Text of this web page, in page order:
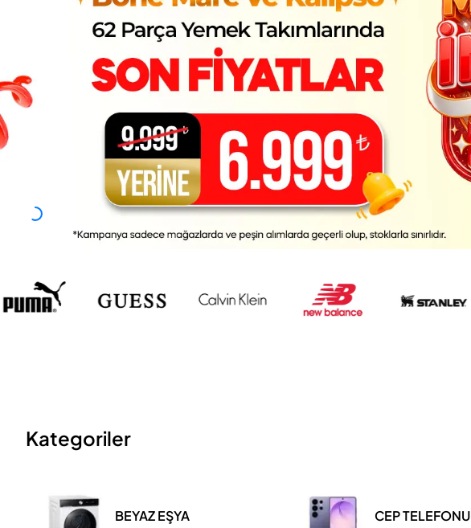
Kategoriler
BEYAZ EŞYA CEP TELEFONU